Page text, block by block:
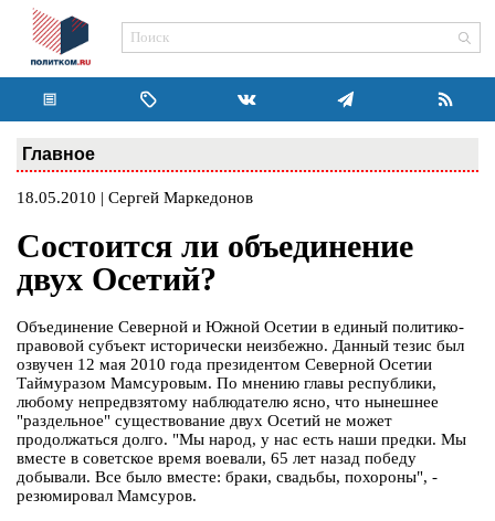
Главное
18.05.2010 | Сергей Маркедонов
Состоится ли объединение
двух Осетий?
Объединение Северной и Южной Осетии в единый политико-
правовой субъект исторически неизбежно. Данный тезис был
озвучен 12 мая 2010 года президентом Северной Осетии
Таймуразом Мамсуровым. По мнению главы республики,
любому непредвзятому наблюдателю ясно, что нынешнее
"раздельное" существование двух Осетий не может
продолжаться долго. "Мы народ, у нас есть наши предки. Мы
вместе в советское время воевали, 65 лет назад победу
добывали. Все было вместе: браки, свадьбы, похороны", -
резюмировал Мамсуров.